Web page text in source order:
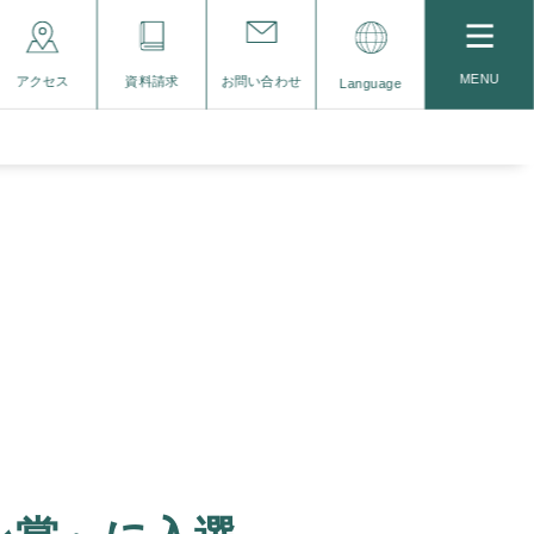
アクセス 資料請求 お問い合わせ Language MENU